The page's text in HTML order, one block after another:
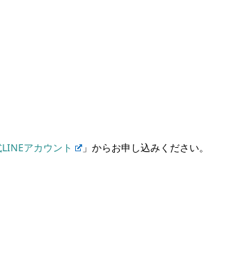
アカウント 」からお申し込みください。